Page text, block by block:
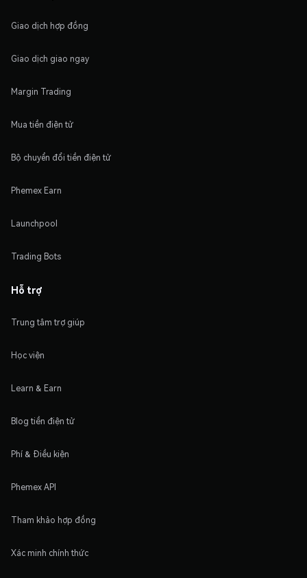
Giao dịch hợp đồng
Giao dịch giao ngay
Margin Trading
Mua tiền điện tử
Bộ chuyển đổi tiền điện tử
Phemex Earn
Launchpool
Trading Bots
Hỗ trợ
Trung tâm trợ giúp
Học viện
Learn & Earn
Blog tiền điện tử
Phí & Điều kiện
Phemex API
Tham khảo hợp đồng
Xác minh chính thức